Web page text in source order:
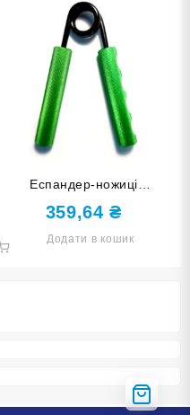
Еспандер-ножиці
навантаження 150 lb 150LB-
З
359,64₴
Додати в кошик